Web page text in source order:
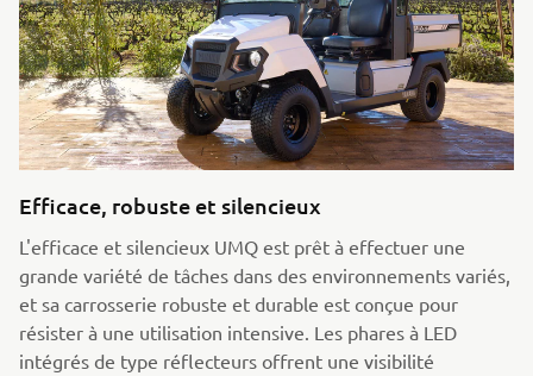
Efficace, robuste et silencieux
L'efficace et silencieux UMQ est prêt à effectuer une
grande variété de tâches dans des environnements variés,
et sa carrosserie robuste et durable est conçue pour
résister à une utilisation intensive. Les phares à LED
intégrés de type réflecteurs offrent une visibilité